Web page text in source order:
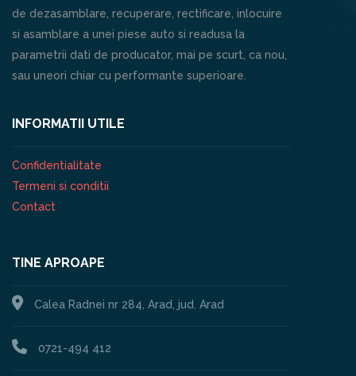
de dezasamblare, recuperare, rectificare, inlocuire
si asamblare a unei piese auto si readusa la
parametrii dati de producator, mai pe scurt, ca nou,
sau uneori chiar cu performante superioare.
INFORMATII UTILE
Confidentialitate
Termeni si conditii
Contact
TINE APROAPE
Calea Radnei nr 284, Arad, jud. Arad
0721-494 412